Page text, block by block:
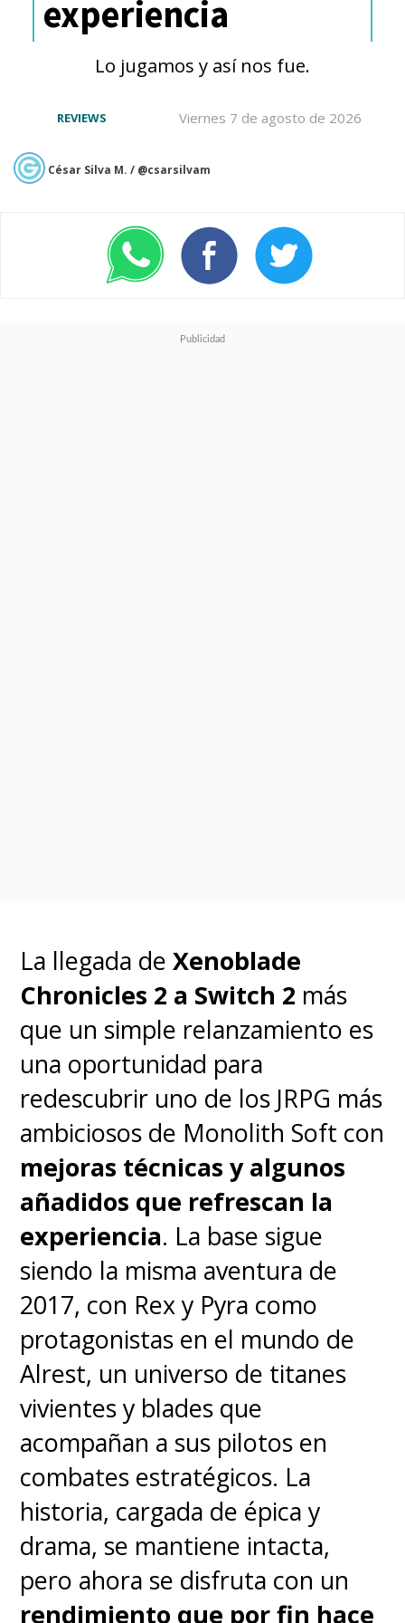
pinball que es realmente
, aunque igualmente la
pero dominar las mecánicas
requiere práctica y paciencia, lo
que le da más profundidad al
aspectos específicos que nos
harán un jugador más
completopasando por desafíos
de entrenamiento en diferentes
niveles hasta enfrentamientos
más complejos con rivales para
poner en juego todo lo
aprendido.
Todo esto está inmerso en el
modo historiaque tiene como
excusa unaDaisy enferma y
con la única salvación de una
fruta dorada que hay que ir a
buscar. En eso Wario y Waluigi
cometen uno de sus clásicos
errores y todos quienes iban
tras la mística fruta (Mario,
Luigi, Peach, Wario y Waluigi)
experiencia
Lo jugamos y así nos fue.
Viernes 7 de agosto de 2026
REVIEWS
César Silva M. / @csarsilvam
La llegada deXenoblade
Chronicles 2 a Switch 2 más
que un simple relanzamiento es
una oportunidad para
redescubrir uno de los JRPG más
ambiciosos de Monolith Soft con
mejoras técnicas y algunos
añadidos que refrescan la
experiencia. La base sigue
siendo la misma aventura de
2017, con Rex y Pyra como
protagonistas en el mundo de
Alrest, un universo de titanes
vivientes y blades que
acompañan a sus pilotos en
combates estratégicos. La
historia, cargada de épica y
drama, se mantiene intacta,
pero ahora se disfruta con un
rendimiento que por fin hace